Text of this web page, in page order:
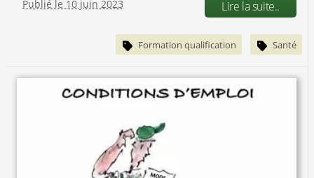
Publié le 10 juin 2023 Lire la suite..
Formation qualification Santé